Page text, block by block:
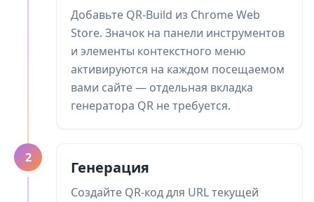
Добавьте QR-Build из Chrome Web
Store. Значок на панели инструментов
и элементы контекстного меню
активируются на каждом посещаемом
вами сайте — отдельная вкладка
генератора QR не требуется.
2
Генерация
Создайте QR-код для URL текущей